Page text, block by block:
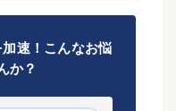
速！こんなお悩
か？